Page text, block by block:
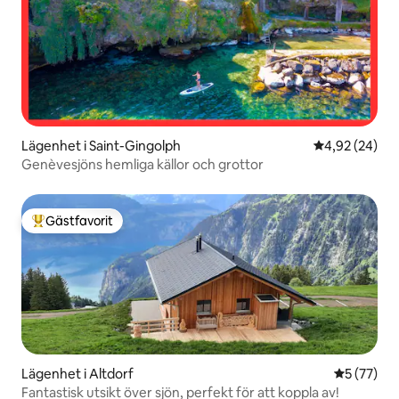
Lägenhet i Saint-Gingolph 4,92 av 5 i
4,92 (24)
Genèvesjöns hemliga källor och grottor
Populär gästfavorit
Gästfavorit
Lägenhet i Altdorf 5 av 5 i
5 (77)
Fantastisk utsikt över sjön, perfekt för att koppla av!